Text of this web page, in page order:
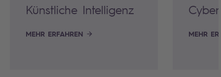
Künstliche Intelligenz
MEHR ERFAHREN MEHR